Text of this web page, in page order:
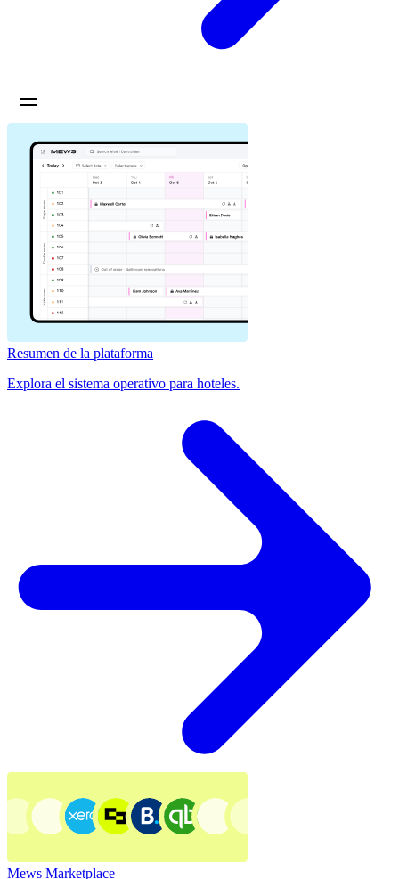
Resumen de la plataforma
Explora el sistema operativo para hoteles.
Mews Marketplace